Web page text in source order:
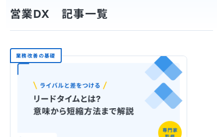
営業DX 記事一覧
業務改善の基礎